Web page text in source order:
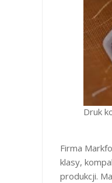
Druk
Firma
klasy,
produkcji.